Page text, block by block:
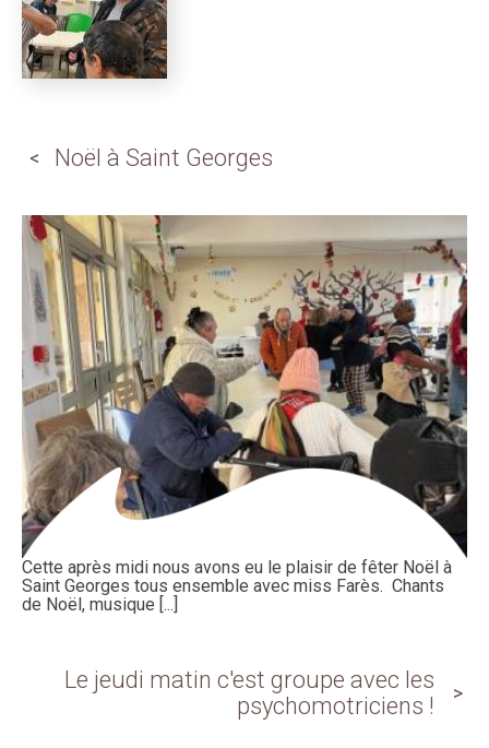
Noël à Saint Georges
Cette après midi nous avons eu le plaisir de fêter Noël à
Saint Georges tous ensemble avec miss Farès. Chants
de Noël, musique [...]
Le jeudi matin c'est groupe avec les
psychomotriciens !